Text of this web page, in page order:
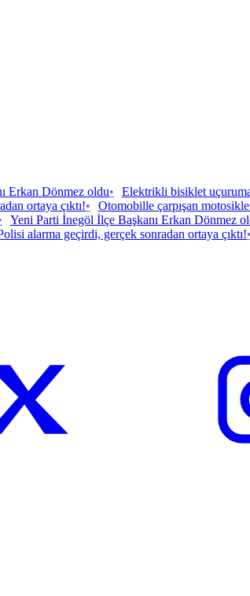
Erkan Dönmez oldu• Elektrikli bisiklet
ortaya çıktı!• Otomobille çarpışan
Yeni Parti İnegöl İlçe Başkanı Erkan Dönmez
alarma geçirdi, gerçek sonradan ortaya çıktı!•